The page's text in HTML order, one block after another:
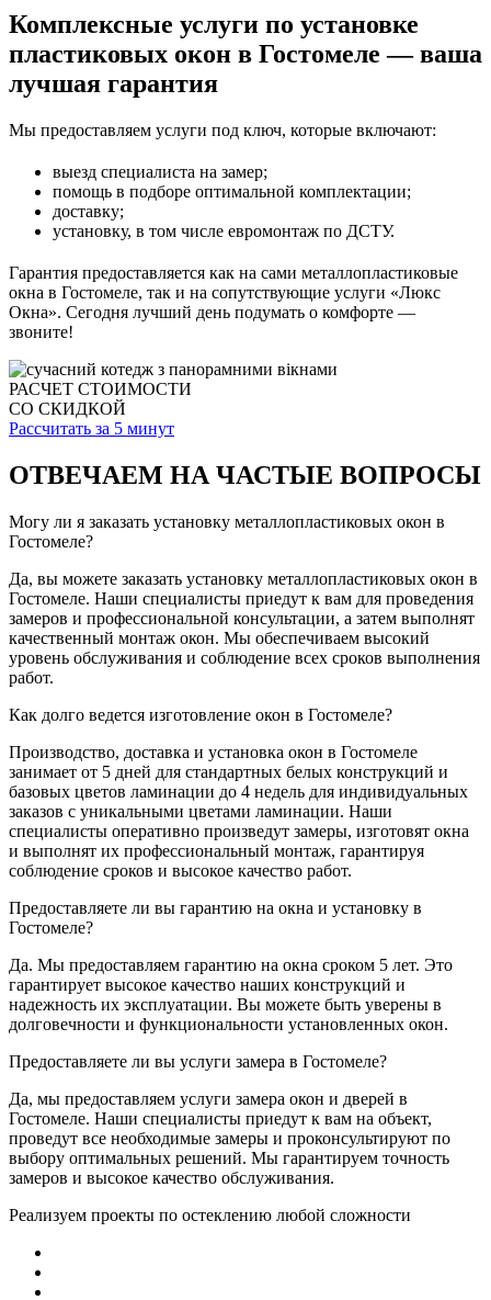
Комплексные услуги по установке
пластиковых окон в Гостомеле — ваша
лучшая гарантия
Мы предоставляем услуги под ключ, которые включают:
выезд специалиста на замер;
помощь в подборе оптимальной комплектации;
доставку;
установку, в том числе евромонтаж по ДСТУ.
Гарантия предоставляется как на сами металлопластиковые
окна в Гостомеле, так и на сопутствующие услуги «Люкс
Окна». Сегодня лучший день подумать о комфорте —
звоните!
РАСЧЕТ СТОИМОСТИ
СО СКИДКОЙ
Рассчитать за 5 минут
ОТВЕЧАЕМ НА ЧАСТЫЕ ВОПРОСЫ
Могу ли я заказать установку металлопластиковых окон в
Гостомеле?
Да, вы можете заказать установку металлопластиковых окон в
Гостомеле. Наши специалисты приедут к вам для проведения
замеров и профессиональной консультации, а затем выполнят
качественный монтаж окон. Мы обеспечиваем высокий
уровень обслуживания и соблюдение всех сроков выполнения
работ.
Как долго ведется изготовление окон в Гостомеле?
Производство, доставка и установка окон в Гостомеле
занимает от 5 дней для стандартных белых конструкций и
базовых цветов ламинации до 4 недель для индивидуальных
заказов с уникальными цветами ламинации. Наши
специалисты оперативно произведут замеры, изготовят окна
и выполнят их профессиональный монтаж, гарантируя
соблюдение сроков и высокое качество работ.
Предоставляете ли вы гарантию на окна и установку в
Гостомеле?
Да. Мы предоставляем гарантию на окна сроком 5 лет. Это
гарантирует высокое качество наших конструкций и
надежность их эксплуатации. Вы можете быть уверены в
долговечности и функциональности установленных окон.
Предоставляете ли вы услуги замера в Гостомеле?
Да, мы предоставляем услуги замера окон и дверей в
Гостомеле. Наши специалисты приедут к вам на объект,
проведут все необходимые замеры и проконсультируют по
выбору оптимальных решений. Мы гарантируем точность
замеров и высокое качество обслуживания.
Реализуем проекты по остеклению любой сложности